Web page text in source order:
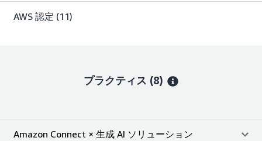
AWS 認定 (11)
プラクティス (8)
Amazon Connect × 生成 AI ソリューション